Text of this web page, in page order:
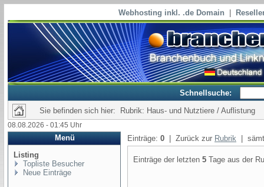
Webhosting inkl. .de Domain
Schnellsuche:
Sie befinden sich hier: Rubrik: Haus- und Nutztiere / Auflistung
08.08.2026 - 01:45 Uhr
Menü
Listing
Topliste Besucher
Neue Einträge
Einträge: 0 | Zurück zur Rubrik |
Einträge der letzten 5 Tage aus der